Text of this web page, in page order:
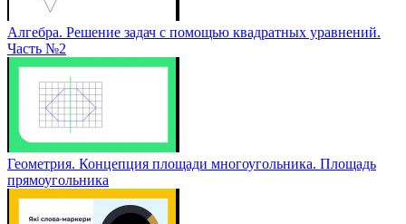
Алгебра. Решение задач с помощью квадратных уравнений.
Часть №2
Геометрия. Концепция площади многоугольника. Площадь
прямоугольника